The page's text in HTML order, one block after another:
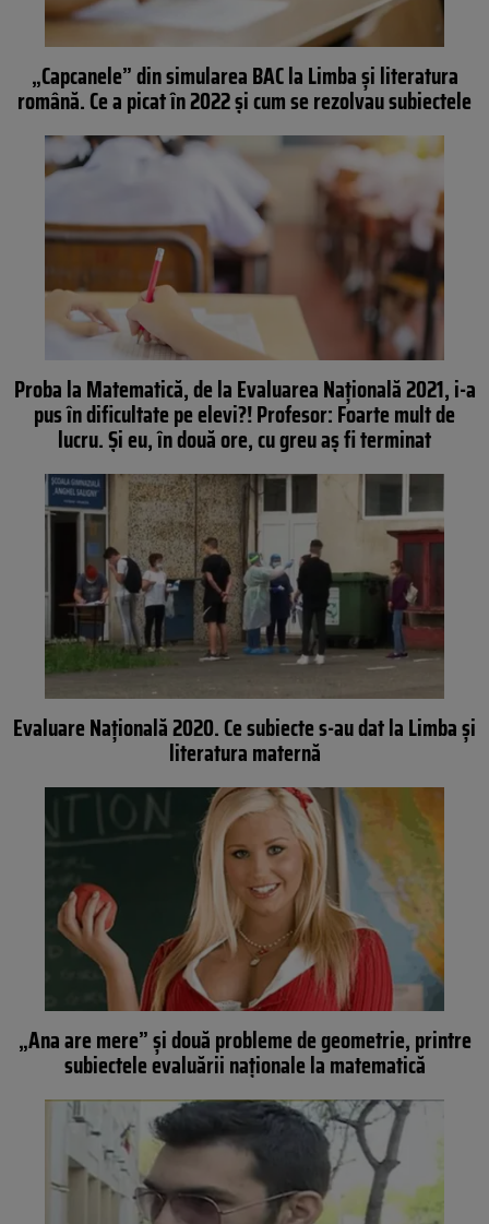
„Capcanele” din simularea BAC la Limba şi literatura
română. Ce a picat în 2022 şi cum se rezolvau subiectele
Proba la Matematică, de la Evaluarea Națională 2021, i-a
pus în dificultate pe elevi?! Profesor: Foarte mult de
lucru. Și eu, în două ore, cu greu aș fi terminat
Evaluare Naţională 2020. Ce subiecte s-au dat la Limba şi
literatura maternă
„Ana are mere” şi două probleme de geometrie, printre
subiectele evaluării naţionale la matematică